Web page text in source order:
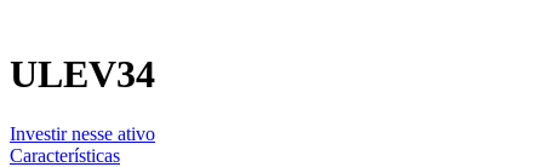
ULEV34
Investir nesse ativo
Características